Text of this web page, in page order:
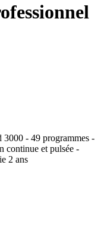
- 49 programmes -
continue et pulsée -
2 ans